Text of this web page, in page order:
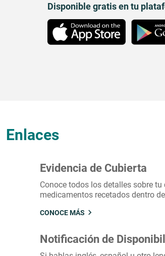
Disponible gratis en tu
Enlaces
Evidencia de Cubierta
Conoce todos los detalles sobre
medicamentos recetados dentro
CONOCE MÁS
Notificación de